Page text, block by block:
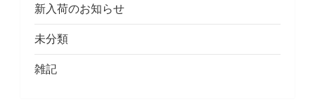
新入荷のお知らせ
未分類
雑記